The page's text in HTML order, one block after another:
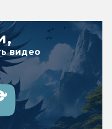
видео